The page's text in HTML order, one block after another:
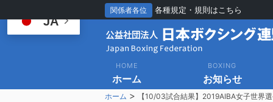
関係者各位 各種規定・規則はこちら
HOME
ホーム
BOXING
お知らせ
ホーム > 【10/03試合結果】2019AIBA女子世界
JA